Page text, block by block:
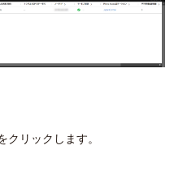
リックします。